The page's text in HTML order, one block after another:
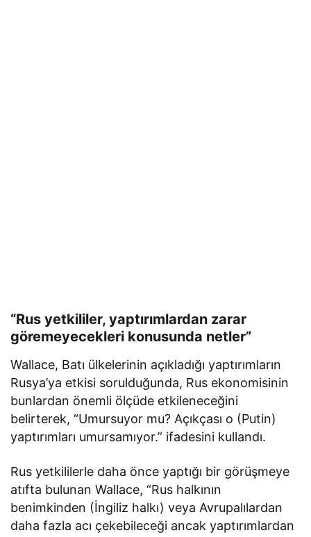
“Rus yetkililer, yaptırımlardan zarar
göremeyecekleri konusunda netler”
Wallace, Batı ülkelerinin açıkladığı yaptırımların
Rusya’ya etkisi sorulduğunda, Rus ekonomisinin
bunlardan önemli ölçüde etkileneceğini
belirterek, “Umursuyor mu? Açıkçası o (Putin)
yaptırımları umursamıyor.” ifadesini kullandı.
Rus yetkililerle daha önce yaptığı bir görüşmeye
atıfta bulunan Wallace, “Rus halkının
benimkinden (İngiliz halkı) veya Avrupalılardan
daha fazla acı çekebileceği ancak yaptırımlardan